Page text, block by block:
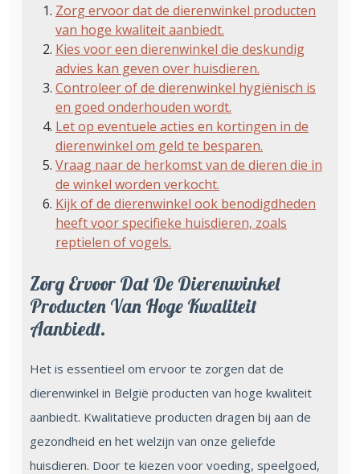
Zorg ervoor dat de dierenwinkel producten
van hoge kwaliteit aanbiedt.
Kies voor een dierenwinkel die deskundig
advies kan geven over huisdieren.
Controleer of de dierenwinkel hygiënisch is
en goed onderhouden wordt.
Let op eventuele acties en kortingen in de
dierenwinkel om geld te besparen.
Vraag naar de herkomst van de dieren die in
de winkel worden verkocht.
Kijk of de dierenwinkel ook benodigdheden
heeft voor specifieke huisdieren, zoals
reptielen of vogels.
Zorg Ervoor Dat De Dierenwinkel
Producten Van Hoge Kwaliteit
Aanbiedt.
Het is essentieel om ervoor te zorgen dat de
dierenwinkel in België producten van hoge kwaliteit
aanbiedt. Kwalitatieve producten dragen bij aan de
gezondheid en het welzijn van onze geliefde
huisdieren. Door te kiezen voor voeding, speelgoed,